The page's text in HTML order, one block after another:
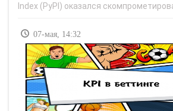
Index (PyPI) оказался
07-мая, 14:32